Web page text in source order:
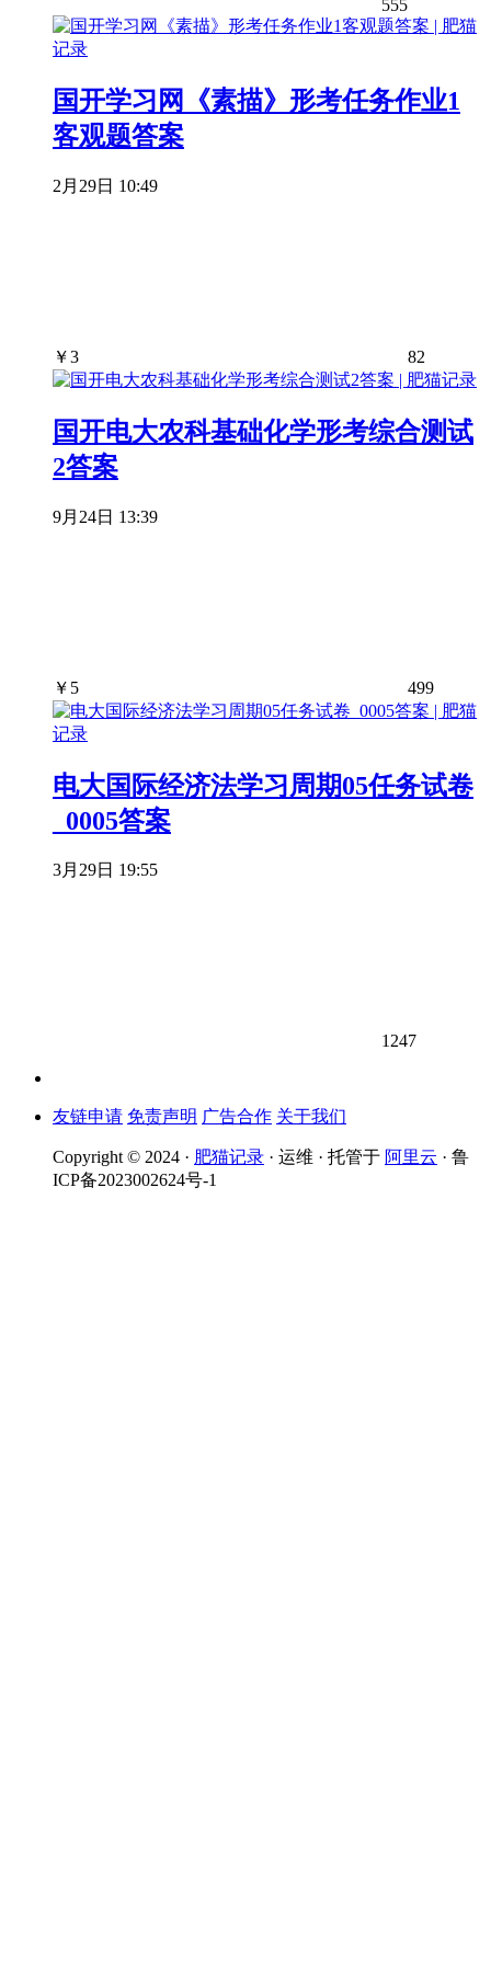
555
国开学习网《素描》形考任务作业1
客观题答案
2月29日 10:49
￥3 82
国开电大农科基础化学形考综合测试
2答案
9月24日 13:39
￥ 5 499
电大国际经济法学习周期05任务试卷
_0005答案
3月29日 19:55
1247
友链申请 免责声明 广告合作 关于我们
Copyright © 2024 · 肥猫记录 · 运维 · 托管于 阿里云 · 鲁
ICP备2023002624号-1